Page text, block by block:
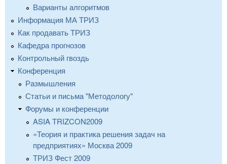
Варианты алгоритмов
Информация МА ТРИЗ
Как продавать ТРИЗ
Кафедра прогнозов
Контрольный гвоздь
Конференция
Размышления
Статьи и письма "Методологу"
Форумы и конференции
ASIA TRIZCON2009
«Теория и практика решения задач на
предприятиях» Москва 2009
ТРИЗ Фест 2009